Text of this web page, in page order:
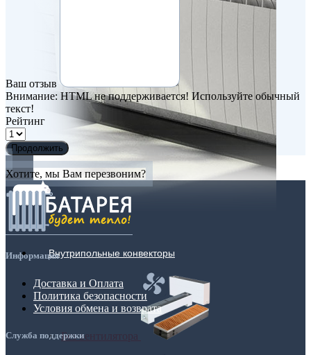
Внутрипольные конвекторы
Без вентилятора
Ваш отзыв
Внимание: HTML не поддерживается! Используйте обычный
текст!
Рейтинг
Продолжить
Хотите, мы Вам перезвоним?
Информация
Доставка и Оплата
Политика безопасности
Условия обмена и возврата
Служба поддержки